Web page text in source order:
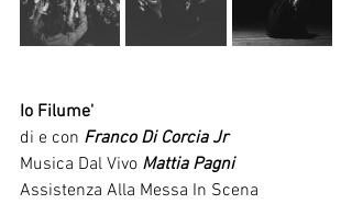
Io Filume'
di e con Franco Di Corcia Jr
Musica Dal Vivo Mattia Pagni
Assistenza Alla Messa In Scena